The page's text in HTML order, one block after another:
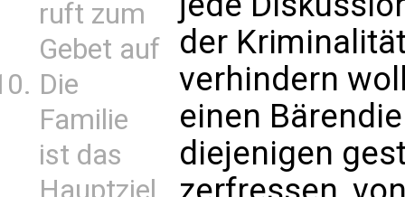
ruft zum
Gebet auf
Die
Familie
ist das
Hauptziel
der
verhindern
einen
diejenigen